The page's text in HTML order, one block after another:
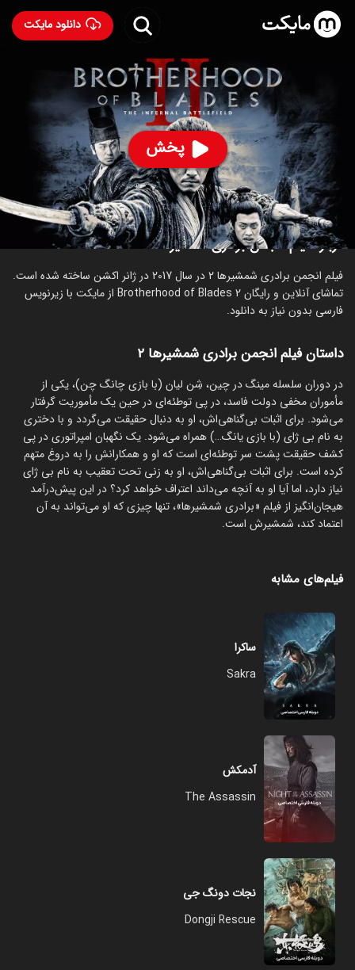
دانلود مایکت
پخش
فیلم انجمن برادری شمشیرها ۲
- Brotherhood of Blades 2
۳۹ 84% ۶.۶
ساخت چین سال 2017
رده سنی ۱۸+
اکشن
ماجراجویی درام
درباره فیلم انجمن برادری شمشیرها ۲
فیلم انجمن برادری شمشیرها ۲ در سال 2017 در ژانر اکشن ساخته شده است.
تماشای آنلاین و رایگان Brotherhood of Blades 2 از مایکت با زیرنویس
فارسی بدون نیاز به دانلود.
داستان فیلم انجمن برادری شمشیرها ۲
در دوران سلسله مینگ در چین، شِن لیان (با بازی چانگ چن)، یکی از
مأموران مخفی دولت فاسد، در پی توطئه‌ای در حین یک مأموریت گرفتار
می‌شود. برای اثبات بی‌گناهی‌اش، او به دنبال حقیقت می‌گردد و با دختری
به نام بی ژای (با بازی یانگ…) همراه می‌شود. یک نگهبان امپراتوری در پی
کشف حقیقت پشت سر توطئه‌ای است که او و همکارانش را به دروغ متهم
کرده است. برای اثبات بی‌گناهی‌اش، او به زنی تحت تعقیب به نام بی ژای
نیاز دارد، اما آیا او به آنچه می‌داند اعتراف خواهد کرد؟ در این پیش‌درآمد
هیجان‌انگیز از فیلم «برادری شمشیرها»، تنها چیزی که او می‌تواند به آن
اعتماد کند، شمشیرش است.
فیلم‌های مشابه
ساکرا
Sakra
آدمکش
The Assassin
نجات دونگ جی
Dongji Rescue